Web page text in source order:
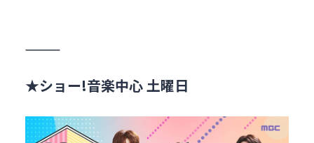
★ショー!音楽中心 土曜日